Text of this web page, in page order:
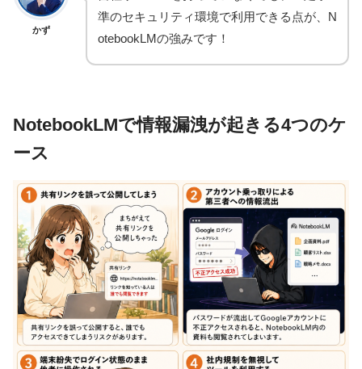
かず
準のセキュリティ環境で利用できる点が、N
otebookLMの強みです！
NotebookLMで情報漏洩が起きる4つのケ
ース